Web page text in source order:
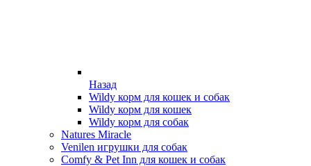
Назад
Wildy корм для кошек и собак
Wildy корм для кошек
Wildy корм для собак
Natures Miracle
Venilen игрушки для собак
Comfy & Pet Inn для кошек и собак